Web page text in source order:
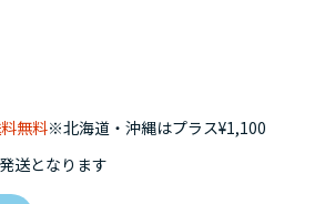
無料※北海道・沖縄はプラス¥1,100
送となります